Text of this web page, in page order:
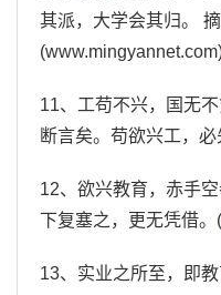
其派，大学会其归。
11、工苟不兴，国无
断言矣。苟欲兴工，必
12、欲兴教育，赤手
下复塞之，更无凭借。(
13、实业之所至，即教